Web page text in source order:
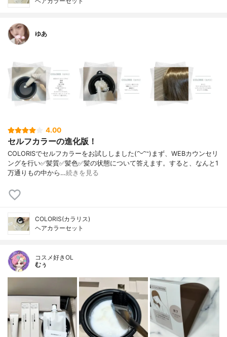
ゆあ
4.00
セルフカラーの進化版！
COLORISでセルフカラーをお試ししました(ᵔᵕᵔ˶)まず、WEBカウンセリ
ングを行い✅髪質✅髪色✅髪の状態について答えます。すると、なんと1
万通りもの中から…続きを見る
COLORIS(カラリス)
ヘアカラーセット
コスメ好きOL
むぅ